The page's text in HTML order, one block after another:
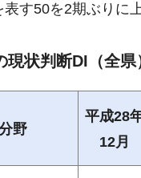
す50を2期ぶりに
現状判断DI（全県
野
平成28
12月